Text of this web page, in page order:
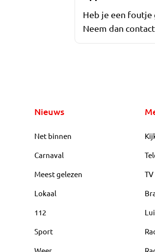
Heb je een foutje
Neem dan
Nieuws
Net binnen
Carnaval
Meest gelezen
Lokaal
112
Sport